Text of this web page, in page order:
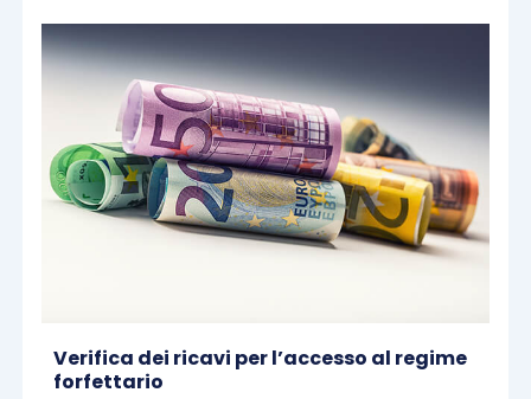
Verifica dei ricavi per l’accesso al regime
forfettario